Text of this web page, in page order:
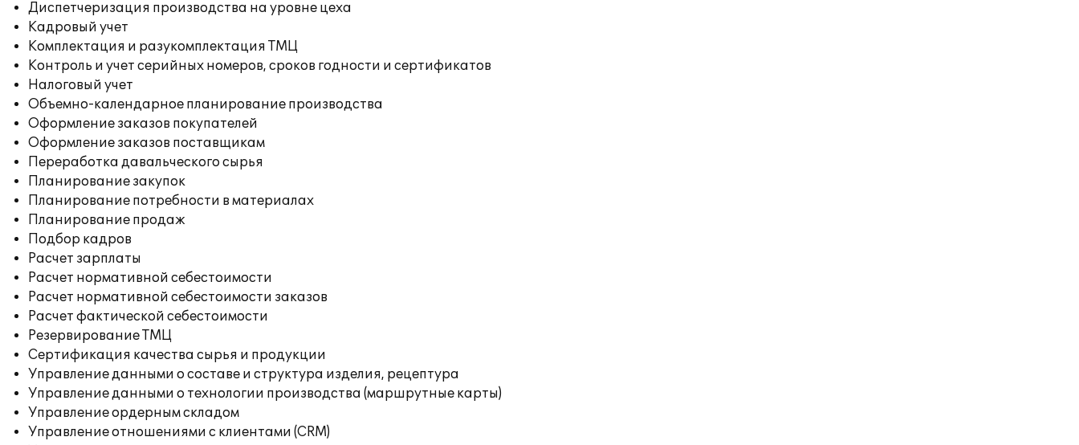
Диспетчеризация производства на уровне цеха
Кадровый учет
Комплектация и разукомплектация ТМЦ
Контроль и учет серийных номеров, сроков годности и сертификатов
Налоговый учет
Объемно-календарное планирование производства
Оформление заказов покупателей
Оформление заказов поставщикам
Переработка давальческого сырья
Планирование закупок
Планирование потребности в материалах
Планирование продаж
Подбор кадров
Расчет зарплаты
Расчет нормативной себестоимости
Расчет нормативной себестоимости заказов
Расчет фактической себестоимости
Резервирование ТМЦ
Сертификация качества сырья и продукции
Управление данными о составе и структура изделия, рецептура
Управление данными о технологии производства (маршрутные карты)
Управление ордерным складом
Управление отношениями с клиентами (CRM)